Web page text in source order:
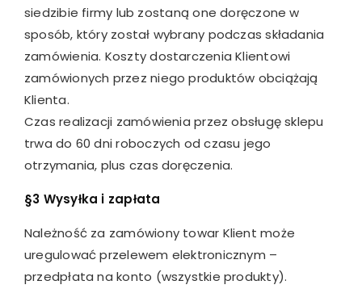
siedzibie firmy lub zostaną one doręczone w
sposób, który został wybrany podczas składania
zamówienia. Koszty dostarczenia Klientowi
zamówionych przez niego produktów obciążają
Klienta.
Czas realizacji zamówienia przez obsługę sklepu
trwa do 60 dni roboczych od czasu jego
otrzymania, plus czas doręczenia.
§3 Wysyłka i zapłata
Należność za zamówiony towar Klient może
uregulować przelewem elektronicznym –
przedpłata na konto (wszystkie produkty).